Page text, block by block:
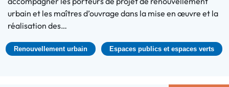
urbain et les maîtres d’ouvrage dans la mise en œuvre et la
réalisation des…
Renouvellement urbain Espaces publics et espaces verts